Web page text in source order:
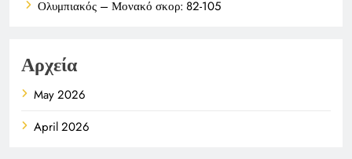
Ολυμπιακός – Μονακό σκορ: 82-105
Αρχεία
May 2026
April 2026